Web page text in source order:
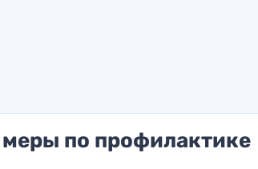
по профилактике